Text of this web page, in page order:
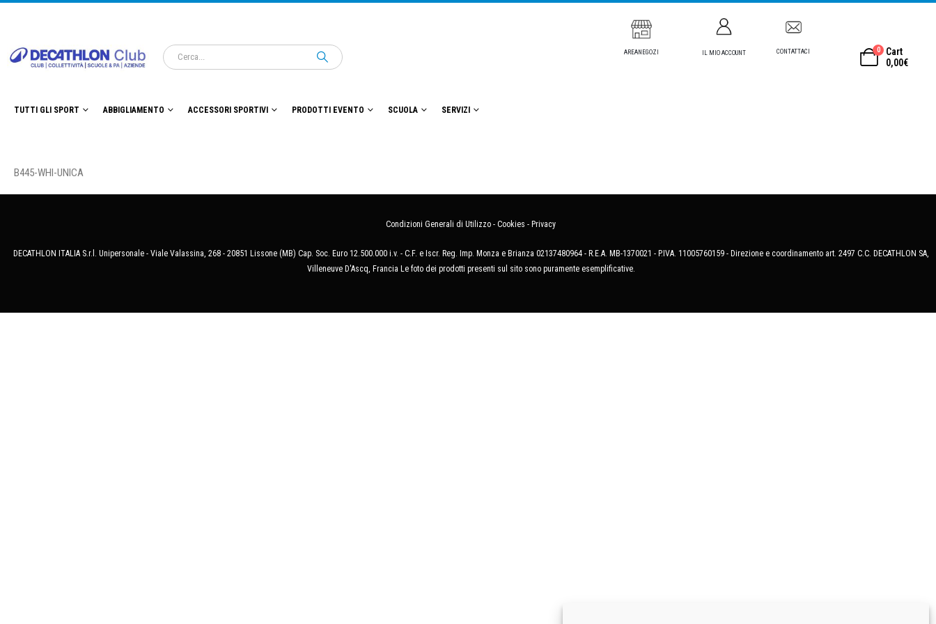
AREANEGOZI IL MIO ACCOUNT CONTATTACI 0
Cart
0,00€
TUTTI GLI SPORT ABBIGLIAMENTO ACCESSORI SPORTIVI PRODOTTI EVENTO SCUOLA SERVIZI
B445-WHI-UNICA
Condizioni Generali di Utilizzo - Cookies - Privacy
DECATHLON ITALIA S.r.l. Unipersonale - Viale Valassina, 268 - 20851 Lissone (MB) Cap. Soc. Euro 12.500.000 i.v. - C.F. e Iscr. Reg. Imp. Monza e Brianza 02137480964 - R.E.A. MB-1370021 - P.IVA. 11005760159 - Direzione e coordinamento art. 2497 C.C. DECATHLON SA,
Villeneuve D'Ascq, Francia Le foto dei prodotti presenti sul sito sono puramente esemplificative.